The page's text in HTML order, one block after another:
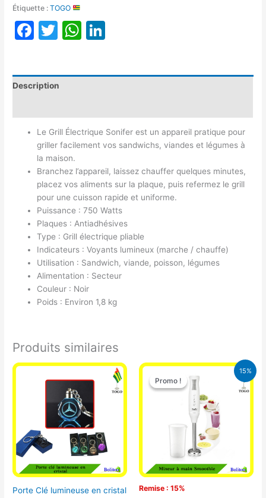
Étiquette :TOGO
Facebook
TwitterWhatsApp
Description
Le Grill Électrique Sonifer est un appareil pratique pour
griller facilement vos sandwichs, viandes et légumes à
la maison.
Branchez l’appareil, laissez chauffer quelques minutes,
placez vos aliments sur la plaque, puis refermez le grill
pour une cuisson rapide et uniforme.
Puissance : 750 Watts
Plaques : Antiadhésives
Type : Grill électrique pliable
Indicateurs : Voyants lumineux (marche / chauffe)
Utilisation : Sandwich, viande, poisson, légumes
Alimentation : Secteur
Couleur : Noir
Poids : Environ 1,8 kg
Produits similaires
Porte Clé lumineuse en cristal
15%
Promo !
Remise : 15%
Promo !
Le
prix
initial
était :
12.900 CFA.
Le